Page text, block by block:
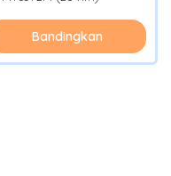
Bandingkan